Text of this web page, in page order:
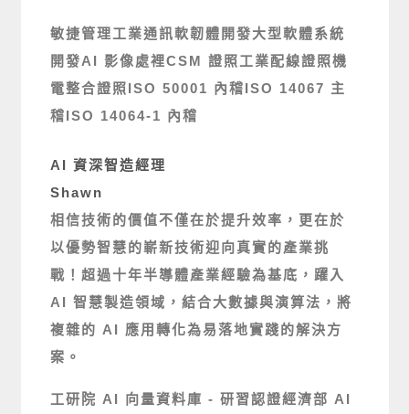
敏捷管理工業通訊軟韌體開發大型軟體系統
開發AI 影像處裡CSM 證照工業配線證照機
電整合證照ISO 50001 內稽ISO 14067 主
稽ISO 14064-1 內稽
AI 資深智造經理
Shawn
相信技術的價值不僅在於提升效率，更在於
以優勢智慧的嶄新技術迎向真實的產業挑
戰！超過十年半導體產業經驗為基底，躍入
AI 智慧製造領域，結合大數據與演算法，將
複雜的 AI 應用轉化為易落地實踐的解決方
案。
工研院 AI 向量資料庫 - 研習認證經濟部 AI